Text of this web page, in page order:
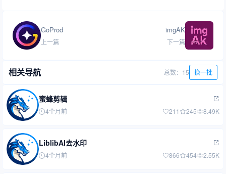
GoProd
上一篇
imgAK
下一篇
相关导航 总数：15 换一批
蜜蜂剪辑
4个月前 211 245 8.49K
LiblibAI去水印
4个月前 866 454 2.55K